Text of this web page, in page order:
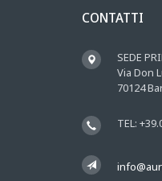
CONTATTI
SEDE
Via Don
70124
TEL: